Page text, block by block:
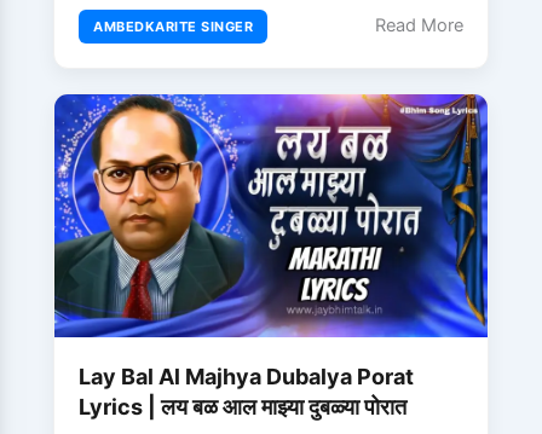
AMBEDKARITE SINGER Read More
Lay Bal Al Majhya Dubalya Porat
Lyrics | लय बळ आल माझ्या दुबळ्या पोरात